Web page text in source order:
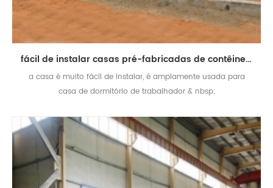
fácil de instalar casas pré-fabricadas de contêineres destacáveis ​​pré-fabricadas
a casa é muito fácil de instalar, é amplamente usada para
casa de dormitório de trabalhador & nbsp;